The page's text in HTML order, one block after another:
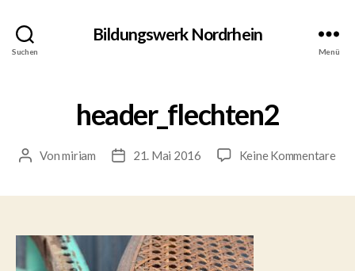
Suchen
Bildungswerk Nordrhein
Menü
header_flechten2
Beitragsautor
Vonmiriam Veröffentlichungsdatum
21. Mai 2016 Keine Kommentarezu